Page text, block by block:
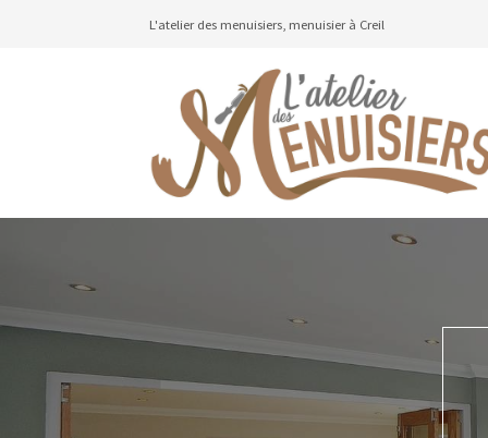
L'atelier des menuisiers, menuisier à Creil